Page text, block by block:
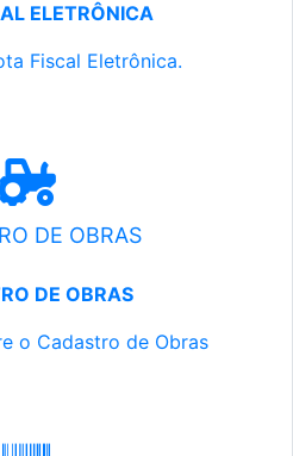
ELETRÔNICA
Fiscal Eletrônica.
DE OBRAS
DE OBRAS
o Cadastro de Obras